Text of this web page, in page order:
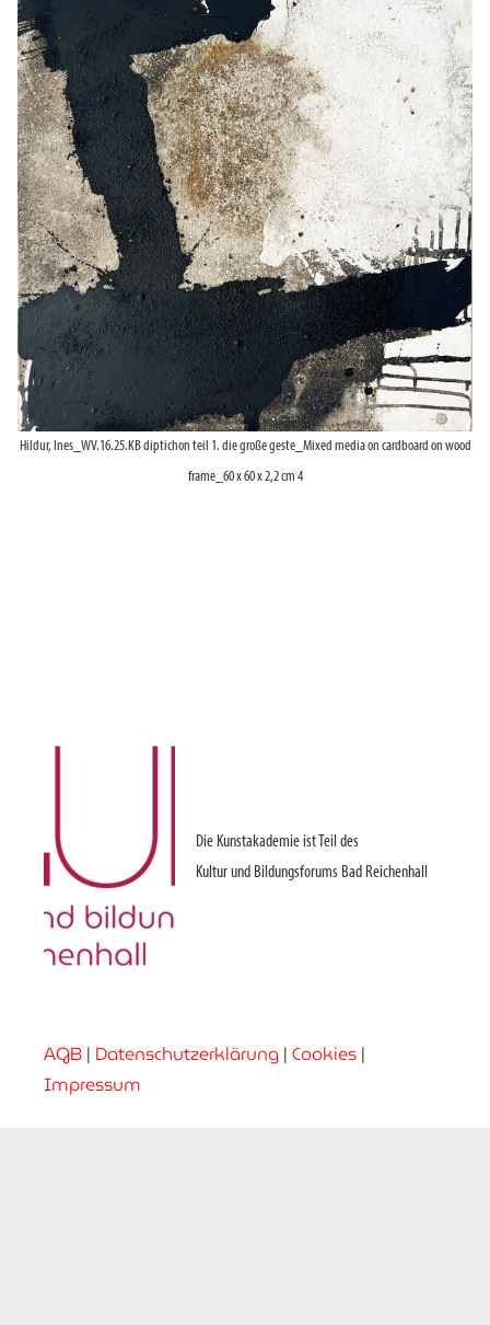
Hildur, Ines_WV.16.25.KB diptichon teil 1. die große geste_Mixed media on cardboard on wood
frame_60 x 60 x 2,2 cm 4
Die Kunstakademie ist Teil des
Kultur und Bildungsforums Bad Reichenhall
AGB | Datenschutzerklärung | Cookies |
Impressum